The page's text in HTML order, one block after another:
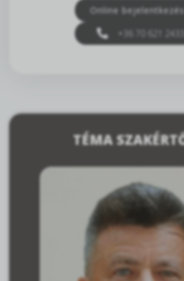
Online bejelentkezés
+36 70 621 2433
TÉMA